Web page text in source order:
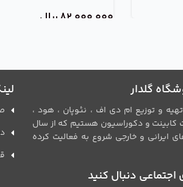
82,000,000ریال
گلدار
و توزیع ام دی اف ، نئوپان ، هود ،
کابینت و دکوراسیون هستیم که از سال
های ایرانی و خارجی شروع به فعالیت کرده
دنبال کنید